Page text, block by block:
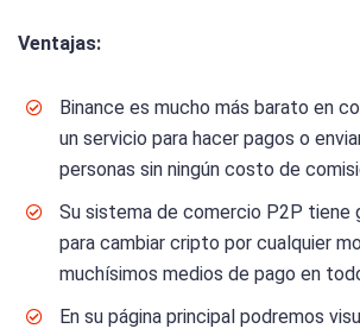
Ventajas:
Binance es mucho más barato en
un servicio para hacer pagos o
personas sin ningún costo de
Su sistema de comercio P2P tiene
para cambiar cripto por cualquier
muchísimos medios de pago en
En su página principal podremos